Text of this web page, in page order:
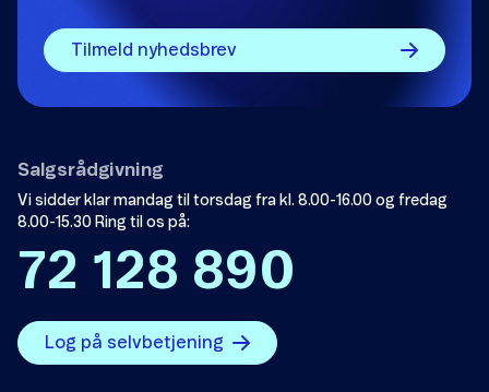
Tilmeld nyhedsbrev
Salgsrådgivning
Vi sidder klar mandag til torsdag fra kl. 8.00-16.00 og fredag
8.00-15.30 Ring til os på:
72 128 890
Log på selvbetjening